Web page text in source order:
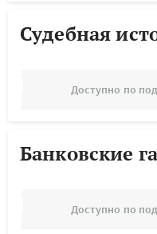
Судебная
Доступно по
Банковские
Доступно по